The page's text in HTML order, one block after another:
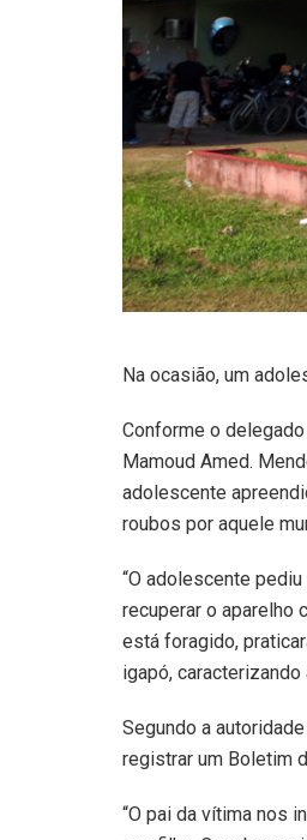
Na ocasião, um
Conforme o
Mamoud Amed.
adolescente
roubos por aquele
“O adolescente
recuperar o aparelho
está foragido,
igapó,
Segundo a
registrar um Boletim
“O pai da vítima nos